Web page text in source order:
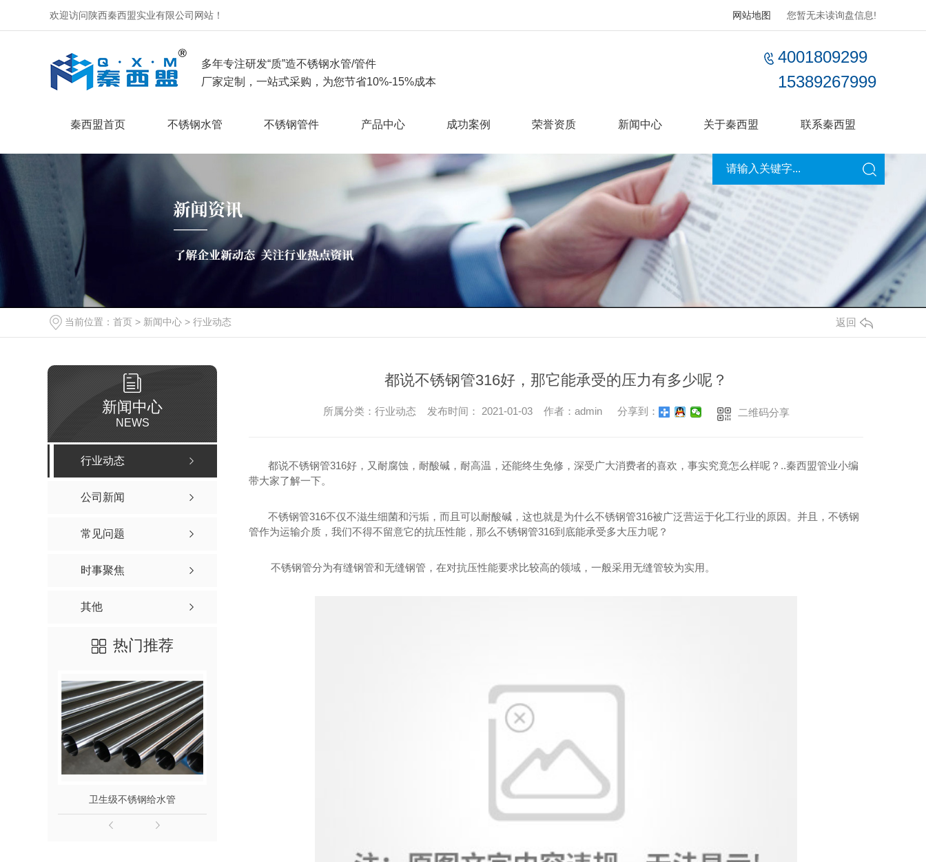
欢迎访问陕西秦西盟实业有限公司网站！ 您暂无未读询盘信息!
网站地图
多年专注研发“质”造不锈钢水管/管件
厂家定制，一站式采购，为您节省10%-15%成本
4001809299
15389267999
秦西盟首页 不锈钢水管 不锈钢管件 产品中心 成功案例 荣誉资质 新闻中心 关于秦西盟 联系秦西盟
当前位置： 首页 > 新闻中心 > 行业动态 返回
新闻中心
NEWS
行业动态
公司新闻
常见问题
时事聚焦
其他
热门推荐
卫生级不锈钢给水管 304薄壁不锈钢水管
都说不锈钢管316好，那它能承受的压力有多少呢？
所属分类：行业动态 发布时间： 2021-01-03 作者：admin 分享到： 二维码分享
都说不锈钢管316好，又耐腐蚀，耐酸碱，耐高温，还能终生免修，深受广大消费者的喜欢，事实究竟怎么样呢？..秦西盟管业小编
带大家了解一下。
不锈钢管316不仅不滋生细菌和污垢，而且可以耐酸碱，这也就是为什么不锈钢管316被广泛营运于化工行业的原因。并且，不锈钢
管作为运输介质，我们不得不留意它的抗压性能，那么不锈钢管316到底能承受多大压力呢？
不锈钢管分为有缝钢管和无缝钢管，在对抗压性能要求比较高的领域，一般采用无缝管较为实用。